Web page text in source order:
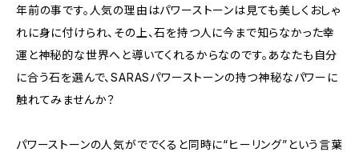
年前の事です。人気の理由はパワーストーンは見ても美しくおしゃ
れに身に付けられ、その上、石を持つ人に今まで知らなかった幸
運と神秘的な世界へと導いてくれるからなのです。あなたも自分
に合う石を選んで、SARASパワーストーンの持つ神秘なパワーに
触れてみませんか？
パワーストーンの人気がででくると同時に“ヒーリング”という言葉